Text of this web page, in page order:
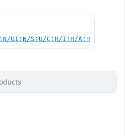
UI:N/S:U/C:H/I:H/A:H